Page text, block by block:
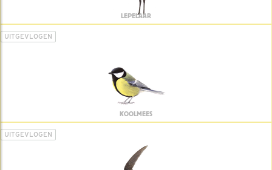
LEPELAAR
UITGEVLOGEN
KOOLMEES
UITGEVLOGEN